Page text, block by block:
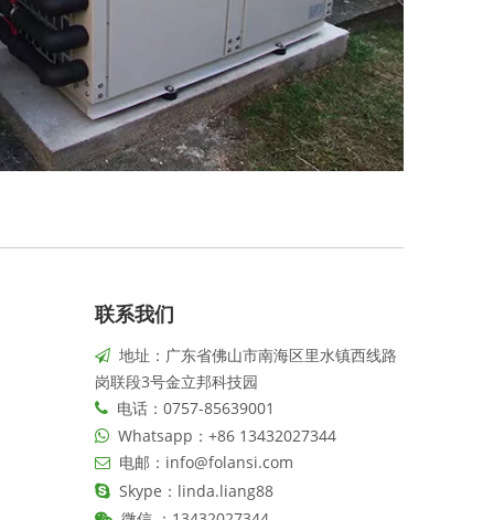
联系我们
 地址：广东省佛山市南海区里水镇西线路
岗联段3号金立邦科技园
 电话：0757-85639001
 Whatsapp：+86 13432027344
 电邮： info@folansi.com
 Skype：linda.liang88